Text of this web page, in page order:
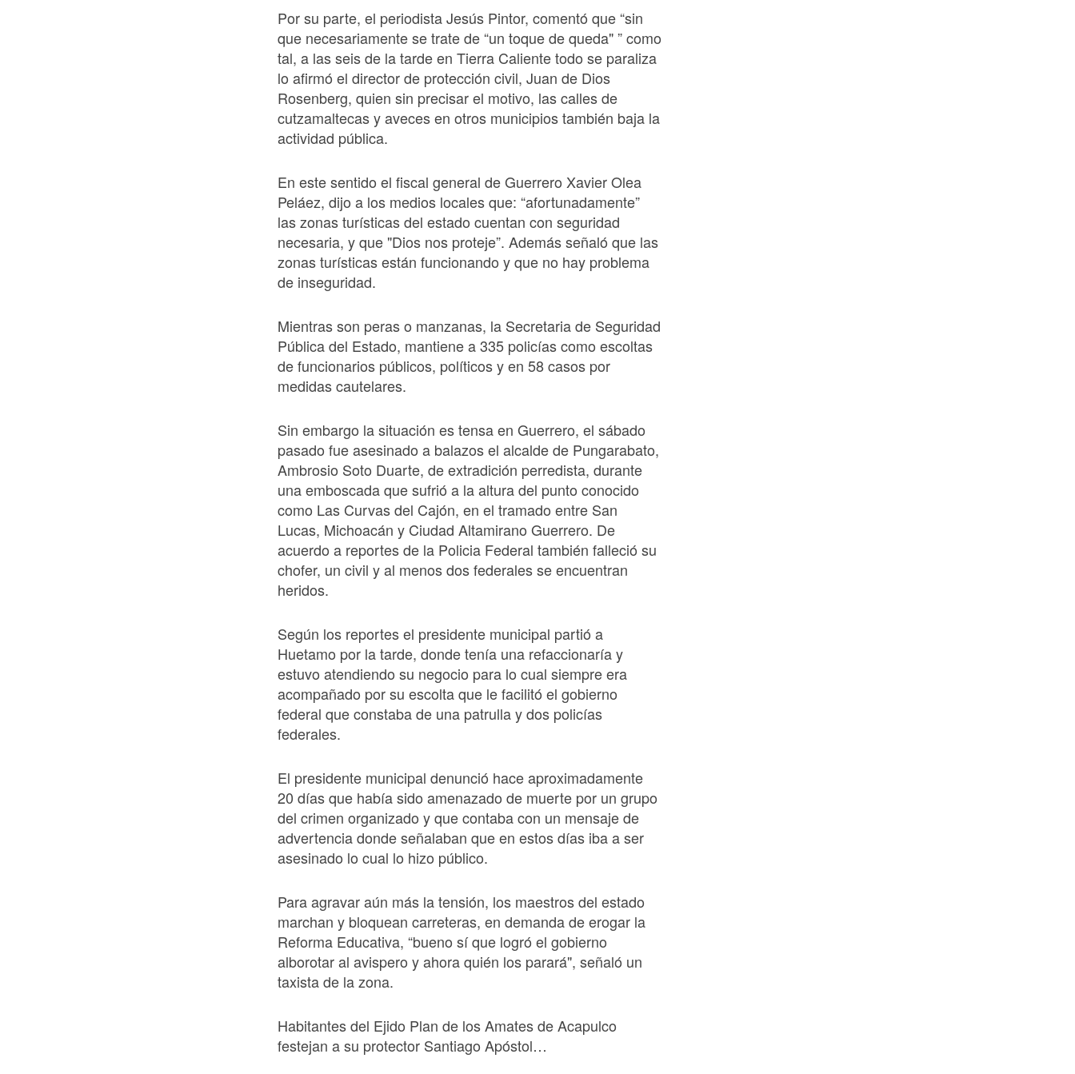
Por su parte, el periodista Jesús Pintor, comentó que “sin
que necesariamente se trate de “un toque de queda" ” como
tal, a las seis de la tarde en Tierra Caliente todo se paraliza
lo afirmó el director de protección civil, Juan de Dios
Rosenberg, quien sin precisar el motivo, las calles de
cutzamaltecas y aveces en otros municipios también baja la
actividad pública.
En este sentido el fiscal general de Guerrero Xavier Olea
Peláez, dijo a los medios locales que: “afortunadamente”
las zonas turísticas del estado cuentan con seguridad
necesaria, y que "Dios nos proteje”. Además señaló que las
zonas turísticas están funcionando y que no hay problema
de inseguridad.
Mientras son peras o manzanas, la Secretaria de Seguridad
Pública del Estado, mantiene a 335 policías como escoltas
de funcionarios públicos, políticos y en 58 casos por
medidas cautelares.
Sin embargo la situación es tensa en Guerrero, el sábado
pasado fue asesinado a balazos el alcalde de Pungarabato,
Ambrosio Soto Duarte, de extradición perredista, durante
una emboscada que sufrió a la altura del punto conocido
como Las Curvas del Cajón, en el tramado entre San
Lucas, Michoacán y Ciudad Altamirano Guerrero. De
acuerdo a reportes de la Policia Federal también falleció su
chofer, un civil y al menos dos federales se encuentran
heridos.
Según los reportes el presidente municipal partió a
Huetamo por la tarde, donde tenía una refaccionaría y
estuvo atendiendo su negocio para lo cual siempre era
acompañado por su escolta que le facilitó el gobierno
federal que constaba de una patrulla y dos policías
federales.
El presidente municipal denunció hace aproximadamente
20 días que había sido amenazado de muerte por un grupo
del crimen organizado y que contaba con un mensaje de
advertencia donde señalaban que en estos días iba a ser
asesinado lo cual lo hizo público.
Para agravar aún más la tensión, los maestros del estado
marchan y bloquean carreteras, en demanda de erogar la
Reforma Educativa, “bueno sí que logró el gobierno
alborotar al avispero y ahora quién los parará", señaló un
taxista de la zona.
Habitantes del Ejido Plan de los Amates de Acapulco
festejan a su protector Santiago Apóstol…